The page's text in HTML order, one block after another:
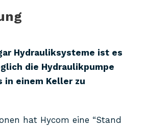
Hydrauliksysteme ist es
die Hydraulikpumpe
in einem Keller zu
hat Hycom eine “Stand